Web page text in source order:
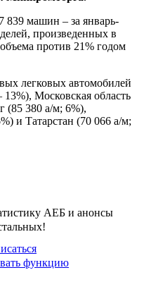
839 машин – за январь-
произведенных в
против 21% годом
легковых автомобилей
Московская область
(85 380 а/м; 6%),
и Татарстан (70 066 а/м;
АЕБ и анонсы